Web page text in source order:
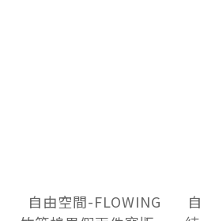
自由空間-FLOWING